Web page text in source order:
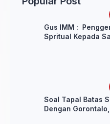
Gus IMM :
Spritual Kepada
Soal Tapal Batas
Dengan